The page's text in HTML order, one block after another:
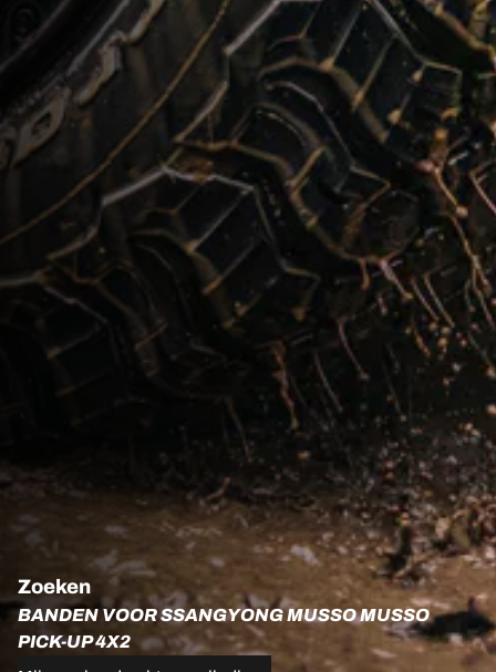
Zoeken
BANDEN VOOR SSANGYONG MUSSO MUSSO
PICK-UP 4X2